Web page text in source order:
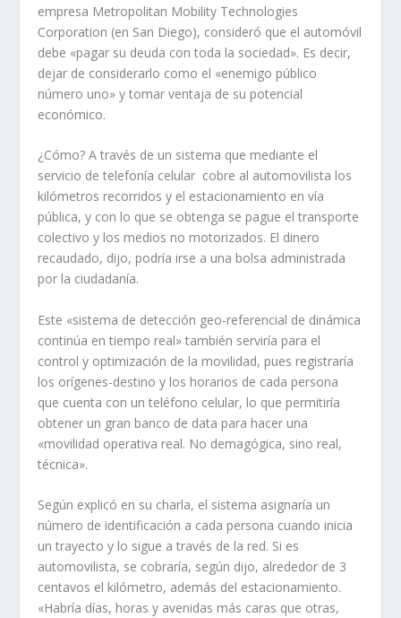
empresa Metropolitan Mobility Technologies
Corporation (en San Diego), consideró que el automóvil
debe «pagar su deuda con toda la sociedad». Es decir,
dejar de considerarlo como el «enemigo público
número uno» y tomar ventaja de su potencial
económico.
¿Cómo? A través de un sistema que mediante el
servicio de telefonía celular cobre al automovilista los
kilómetros recorridos y el estacionamiento en vía
pública, y con lo que se obtenga se pague el transporte
colectivo y los medios no motorizados. El dinero
recaudado, dijo, podría irse a una bolsa administrada
por la ciudadanía.
Este «sistema de detección geo-referencial de dinámica
continúa en tiempo real» también serviría para el
control y optimización de la movilidad, pues registraría
los orígenes-destino y los horarios de cada persona
que cuenta con un teléfono celular, lo que permitiría
obtener un gran banco de data para hacer una
«movilidad operativa real. No demagógica, sino real,
técnica».
Según explicó en su charla, el sistema asignaría un
número de identificación a cada persona cuando inicia
un trayecto y lo sigue a través de la red. Si es
automovilista, se cobraría, según dijo, alrededor de 3
centavos el kilómetro, además del estacionamiento.
«Habría días, horas y avenidas más caras que otras,